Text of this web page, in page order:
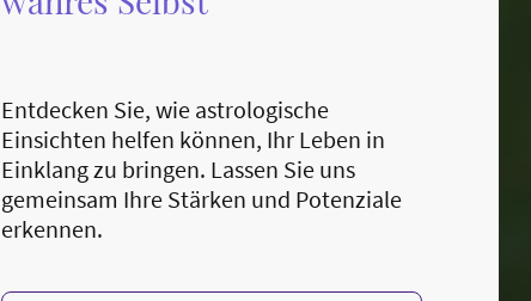
Entdecken Sie, wie astrologische
Einsichten helfen können, Ihr Leben in
Einklang zu bringen. Lassen Sie uns
gemeinsam Ihre Stärken und Potenziale
erkennen.